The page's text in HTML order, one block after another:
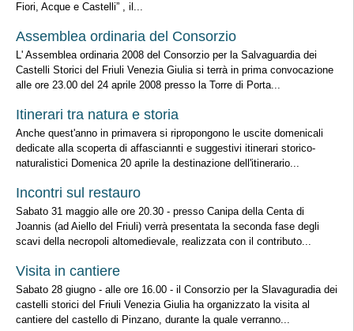
Fiori, Acque e Castelli” , il...
Assemblea ordinaria del Consorzio
L' Assemblea ordinaria 2008 del Consorzio per la Salvaguardia dei
Castelli Storici del Friuli Venezia Giulia si terrà in prima convocazione
alle ore 23.00 del 24 aprile 2008 presso la Torre di Porta...
Itinerari tra natura e storia
Anche quest'anno in primavera si ripropongono le uscite domenicali
dedicate alla scoperta di affasciannti e suggestivi itinerari storico-
naturalistici Domenica 20 aprile la destinazione dell'itinerario...
Incontri sul restauro
Sabato 31 maggio alle ore 20.30 - presso Canipa della Centa di
Joannis (ad Aiello del Friuli) verrà presentata la seconda fase degli
scavi della necropoli altomedievale, realizzata con il contributo...
Visita in cantiere
Sabato 28 giugno - alle ore 16.00 - il Consorzio per la Slavaguradia dei
castelli storici del Friuli Venezia Giulia ha organizzato la visita al
cantiere del castello di Pinzano, durante la quale verranno...